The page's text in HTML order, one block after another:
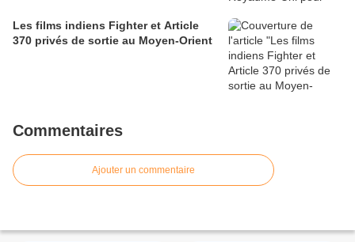
Les films indiens Fighter et Article
370 privés de sortie au Moyen-Orient
Commentaires
Ajouter un commentaire